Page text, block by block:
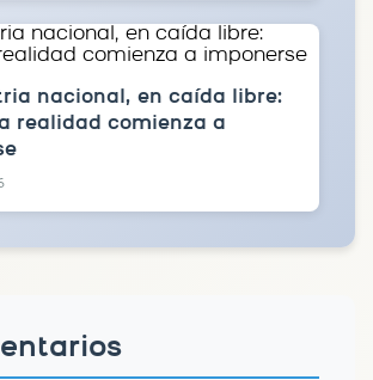
nacional, en caída libre:
realidad comienza a